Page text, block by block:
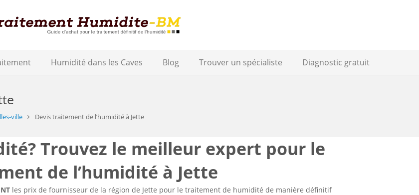
Humidité dans les Caves Blog Trouver un spécialiste Diagnostic gratuit
ville Devis traitement de l’humidité à Jette
Trouvez le meilleur expert pour le
de l’humidité à Jette
les prix de fournisseur de la région de Jette pour le traitement de humidité de manière définitif